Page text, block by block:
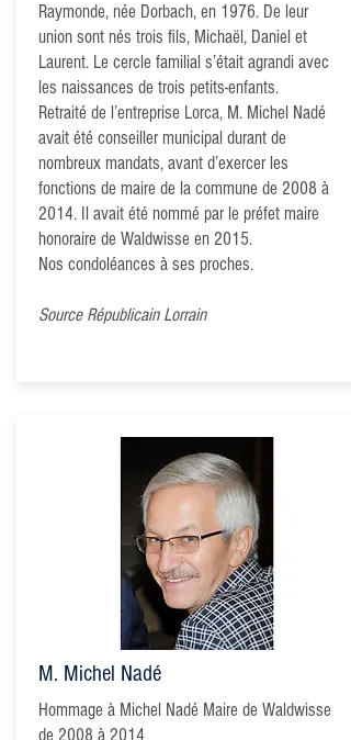
Raymonde, née Dorbach, en 1976. De leur
union sont nés trois fils, Michaël, Daniel et
Laurent. Le cercle familial s’était agrandi avec
les naissances de trois petits-enfants.
Retraité de l’entreprise Lorca, M. Michel Nadé
avait été conseiller municipal durant de
nombreux mandats, avant d’exercer les
fonctions de maire de la commune de 2008 à
2014. Il avait été nommé par le préfet maire
honoraire de Waldwisse en 2015.
Nos condoléances à ses proches.
Source Républicain Lorrain
M. Michel Nadé
Hommage à Michel Nadé Maire de Waldwisse
de 2008 à 2014